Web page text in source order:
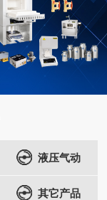
液压气动
其它产品